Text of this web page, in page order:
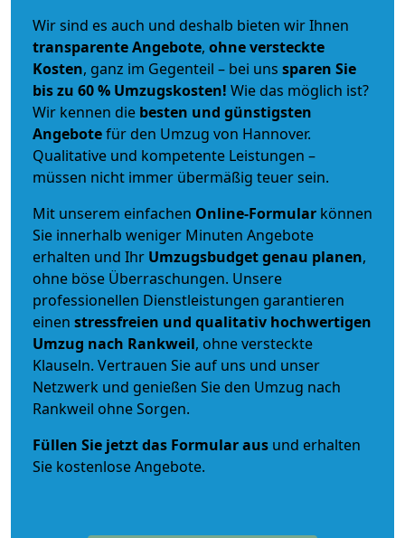
Wir sind es auch und deshalb bieten wir Ihnen
transparente Angebote, ohne versteckte
Kosten, ganz im Gegenteil – bei uns sparen Sie
bis zu 60 % Umzugskosten! Wie das möglich ist?
Wir kennen die besten und günstigsten
Angebotefür den Umzug von Hannover.
Qualitative und kompetente Leistungen –
müssen nicht immer übermäßig teuer sein.
Mit unserem einfachen Online-Formular können
Sie innerhalb weniger Minuten Angebote
erhalten und Ihr Umzugsbudgetgenau planen,
ohne böse Überraschungen. Unsere
professionellen Dienstleistungen garantieren
einen stressfreien und qualitativ hochwertigen
Umzug nach Rankweil, ohne versteckte
Klauseln. Vertrauen Sie auf uns und unser
Netzwerk und genießen Sie den Umzug nach
Rankweil ohne Sorgen.
Füllen Sie jetzt das Formular aus und erhalten
Sie kostenlose Angebote.